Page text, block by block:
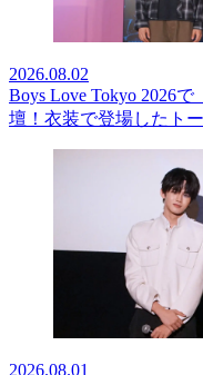
2026.08.02
Boys Love Tokyo 2026
壇！衣装で登場したト
2026.08.01